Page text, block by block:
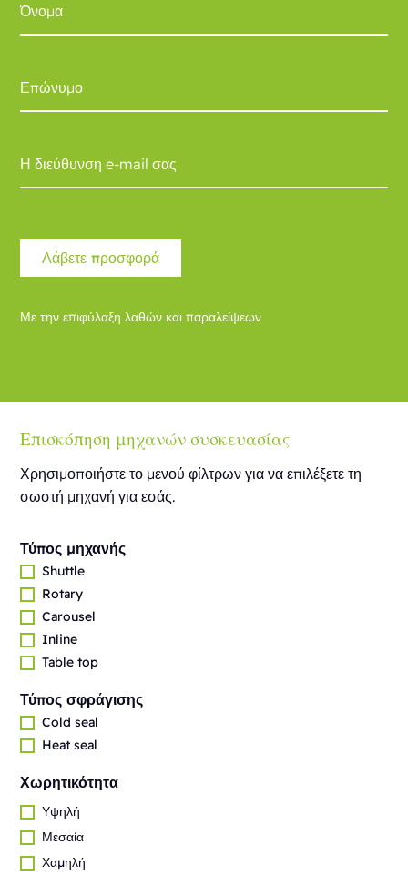
Με την επιφύλαξη λαθών και παραλείψεων
Επισκόπηση μηχανών συσκευασίας
Χρησιμοποιήστε το μενού φίλτρων για να επιλέξετε τη
σωστή μηχανή για εσάς.
Τύπος μηχανής
Shuttle
Rotary
Carousel
Inline
Table top
Τύπος σφράγισης
Cold seal
Heat seal
Χωρητικότητα
Υψηλή
Μεσαία
Χαμηλή